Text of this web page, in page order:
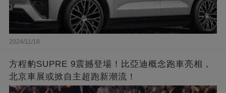
2024/11/18
方程豹SUPRE 9震撼登場！比亞迪概念跑車亮相，
北京車展或掀自主超跑新潮流！